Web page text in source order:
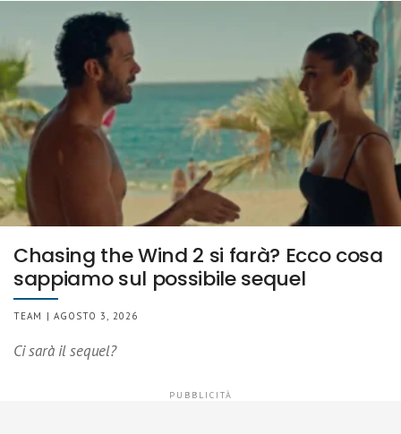
Chasing the Wind 2 si farà? Ecco cosa
sappiamo sul possibile sequel
TEAM | AGOSTO 3, 2026
Ci sarà il sequel?